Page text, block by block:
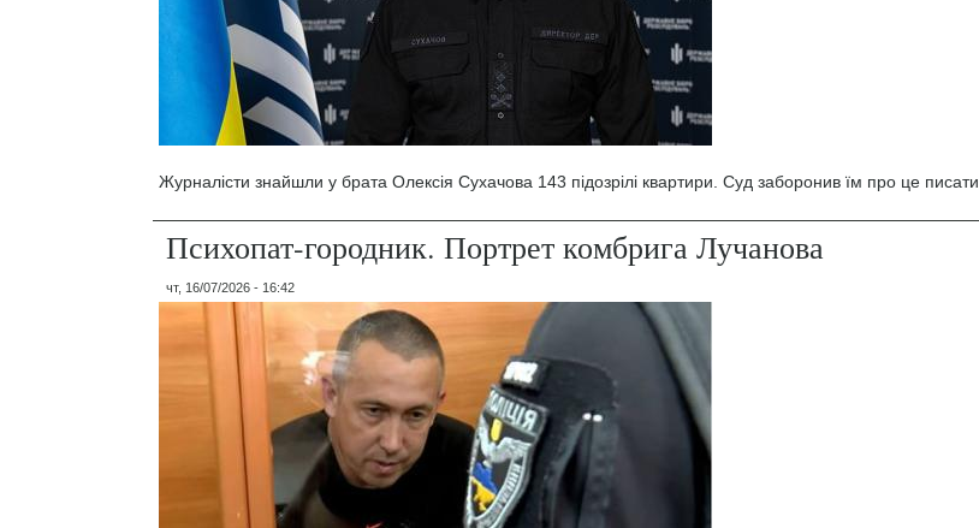
Журналісти знайшли у брата Олексія Сухачова 143 підозрілі квартири. Суд заборонив їм про це писати.
Психопат-городник. Портрет комбрига Лучанова
чт, 16/07/2026 - 16:42